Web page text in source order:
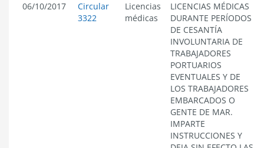
06/10/2017
Circular
3322
Licencias
médicas
LICENCIAS MÉDICAS
DURANTE PERÍODOS
DE CESANTÍA
INVOLUNTARIA DE
TRABAJADORES
PORTUARIOS
EVENTUALES Y DE
LOS TRABAJADORES
EMBARCADOS O
GENTE DE MAR.
IMPARTE
INSTRUCCIONES Y